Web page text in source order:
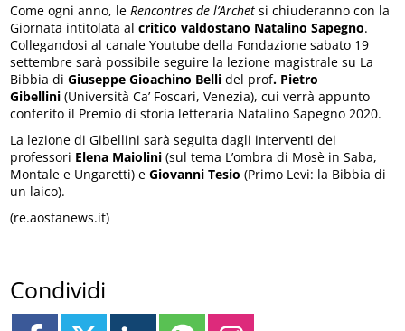
Come ogni anno, le Rencontres de l’Archet si chiuderanno con la
Giornata intitolata al critico valdostano Natalino Sapegno.
Collegandosi al canale Youtube della Fondazione sabato 19
settembre sarà possibile seguire la lezione magistrale su La
Bibbia diGiuseppe Gioachino Belli del prof. Pietro
Gibellini(Università Ca’ Foscari, Venezia), cui verrà appunto
conferito il Premio di storia letteraria Natalino Sapegno 2020.
La lezione di Gibellini sarà seguita dagli interventi dei
professori Elena Maiolini (sul tema L’ombra di Mosè in Saba,
Montale e Ungaretti) eGiovanni Tesio (Primo Levi: la Bibbia di
un laico).
(re.aostanews.it)
Condividi